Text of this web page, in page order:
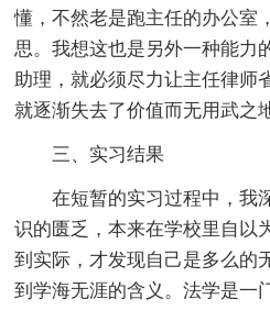
懂，不然老是跑主任的办公室
思。我想这也是另外一种能力
助理，就必须尽力让主任律师
就逐渐失去了价值而无用武之
三、实习结果
在短暂的实习过程中，我
识的匮乏，本来在学校里自以
到实际，才发现自己是多么的
到学海无涯的含义。法学是一